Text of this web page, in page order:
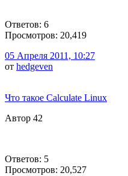
Ответов: 6
Просмотров: 20,419
05 Апреля 2011, 10:27
от hedgeven
Что такое Calculate Linux
Автор 42
Ответов: 5
Просмотров: 20,527